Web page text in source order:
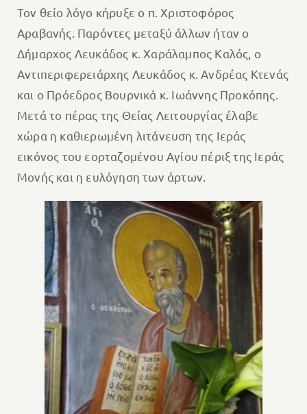
Τον θείο λόγο κήρυξε ο π. Χριστοφόρος
Αραβανής. Παρόντες μεταξύ άλλων ήταν ο
Δήμαρχος Λευκάδος κ. Χαράλαμπος Καλός, ο
Αντιπεριφερειάρχης Λευκάδος κ. Ανδρέας Κτενάς
και ο Πρόεδρος Βουρνικά κ. Ιωάννης Προκόπης.
Μετά το πέρας της Θείας Λειτουργίας έλαβε
χώρα η καθιερωμένη λιτάνευση της Ιεράς
εικόνος του εορταζομένου Αγίου πέριξ της Ιεράς
Μονής και η ευλόγηση των άρτων.